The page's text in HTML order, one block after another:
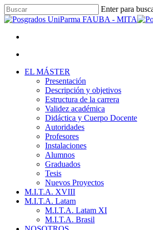
Skip
to
content
Enter para
Close
Menu
Menu
EL MÁSTER
Presentación
Descripción y objetivos
Estructura de la carrera
Validez académica
Didáctica y Cuerpo Docente
Autoridades
Profesores
Instalaciones
Alumnos
Graduados
Tesis
Nuevos Proyectos
M.I.T.A. XVIII
M.I.T.A. Latam
M.I.T.A. Latam XI
M.I.T.A. Brasil